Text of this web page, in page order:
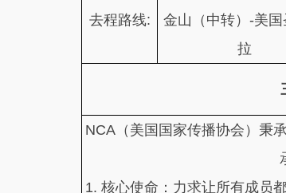
去程路线:
金山（中转）-美国
拉
NCA（美国国家传播协会）秉
1. 核心使命：力求让所有成员